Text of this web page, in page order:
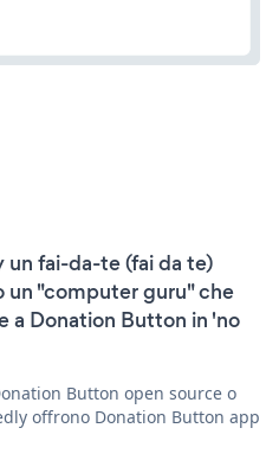
fai-da-te (fai da te)
un "computer guru" che
a Donation Button in 'no
Button open source o
offrono Donation Button app